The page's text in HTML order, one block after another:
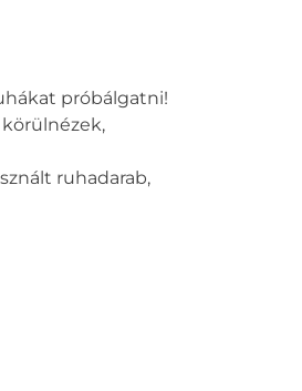
próbálgatni!
ruhadarab,